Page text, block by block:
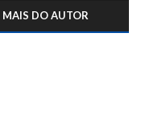
MAIS DO AUTOR